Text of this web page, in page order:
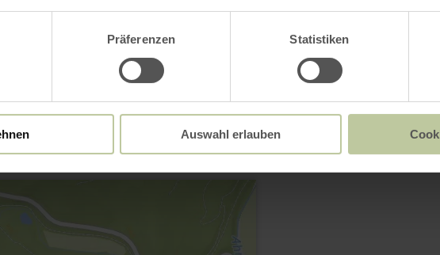
Präferenzen Statistiken
Auswahl erlauben
Contact